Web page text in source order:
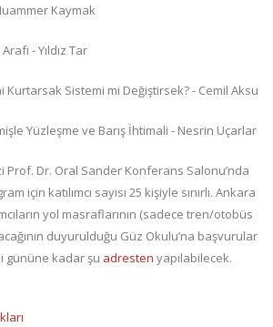
Kaymak
- Yıldız Tar
Kurtarsak Sistemi mi Değiştirsek? - Cemil Aksu
Yüzleşme ve Barış İhtimali - Nesrin Uçarlar
Prof. Dr. Oral Sander Konferans Salonu’nda
için katılımcı sayısı 25 kişiyle sınırlı. Ankara
yol masraflarının (sadece tren/otobüs
duyurulduğu Güz Okulu’na başvurular
gününe kadar şu adresten yapılabilecek.